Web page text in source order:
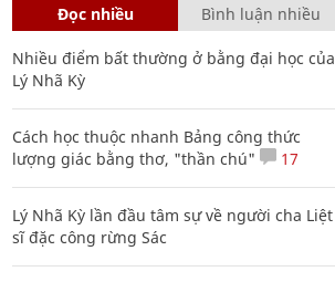
Đọc nhiều Bình luận nhiều
Nhiều điểm bất thường ở bằng đại học của
Lý Nhã Kỳ
Cách học thuộc nhanh Bảng công thức
lượng giác bằng thơ, "thần chú"
17
Lý Nhã Kỳ lần đầu tâm sự về người cha Liệt
sĩ đặc công rừng Sác